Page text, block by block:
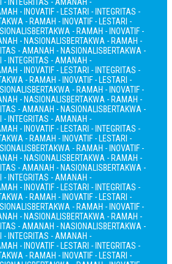
- INOVATIF - LESTARI - INTEGRITAS -
- RAMAH - INOVATIF - LESTARI -
BERTAKWA - RAMAH - INOVATIF -
- NASIONALISBERTAKWA - RAMAH -
- AMANAH - NASIONALISBERTAKWA -
- INTEGRITAS - AMANAH -
- INOVATIF - LESTARI - INTEGRITAS -
- RAMAH - INOVATIF - LESTARI -
BERTAKWA - RAMAH - INOVATIF -
- NASIONALISBERTAKWA - RAMAH -
- AMANAH - NASIONALISBERTAKWA -
- INTEGRITAS - AMANAH -
- INOVATIF - LESTARI - INTEGRITAS -
- RAMAH - INOVATIF - LESTARI -
BERTAKWA - RAMAH - INOVATIF -
- NASIONALISBERTAKWA - RAMAH -
- AMANAH - NASIONALISBERTAKWA -
- INTEGRITAS - AMANAH -
- INOVATIF - LESTARI - INTEGRITAS -
- RAMAH - INOVATIF - LESTARI -
BERTAKWA - RAMAH - INOVATIF -
- NASIONALISBERTAKWA - RAMAH -
- AMANAH - NASIONALISBERTAKWA -
- INTEGRITAS - AMANAH -
- INOVATIF - LESTARI - INTEGRITAS -
- RAMAH - INOVATIF - LESTARI -